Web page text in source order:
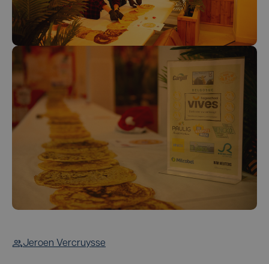
Jeroen Vercruysse